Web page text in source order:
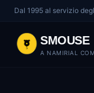
Dal 1995 al servizio
SMOUSE
A NAMIRIAL